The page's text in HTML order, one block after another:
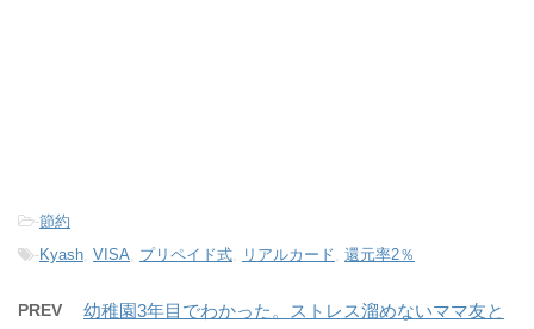
-節約
-Kyash, VISA, プリペイド式, リアルカード, 還元率2％
PREV
幼稚園3年目でわかった。ストレス溜めないママ友と